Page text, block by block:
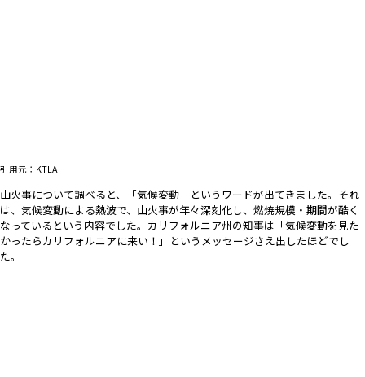
引用元：KTLA
山火事について調べると、「気候変動」というワードが出てきました。それ
は、気候変動による熱波で、山火事が年々深刻化し、燃焼規模・期間が酷く
なっているという内容でした。カリフォルニア州の知事は「気候変動を見た
かったらカリフォルニアに来い！」というメッセージさえ出したほどでし
た。